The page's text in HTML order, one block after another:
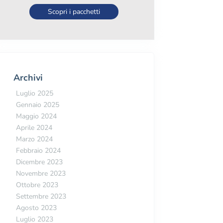
Scopri i pacchetti
Archivi
Luglio 2025
Gennaio 2025
Maggio 2024
Aprile 2024
Marzo 2024
Febbraio 2024
Dicembre 2023
Novembre 2023
Ottobre 2023
Settembre 2023
Agosto 2023
Luglio 2023